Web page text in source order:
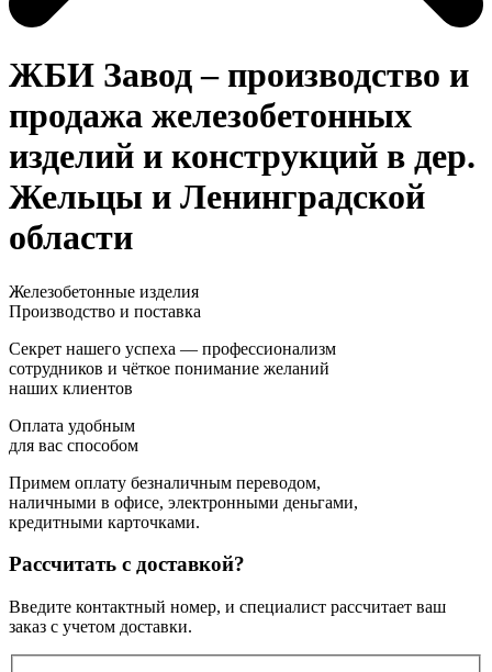
ЖБИ Завод – производство и
продажа железобетонных
изделий и конструкций в дер.
Жельцы и Ленинградской
области
Железобетонные изделия
Производство и поставка
Секрет нашего успеха — профессионализм
сотрудников и чёткое понимание желаний
наших клиентов
Оплата удобным
для вас способом
Примем оплату безналичным переводом,
наличными в офисе, электронными деньгами,
кредитными карточками.
Рассчитать с доставкой?
Введите контактный номер, и специалист рассчитает ваш
заказ с учетом доставки.